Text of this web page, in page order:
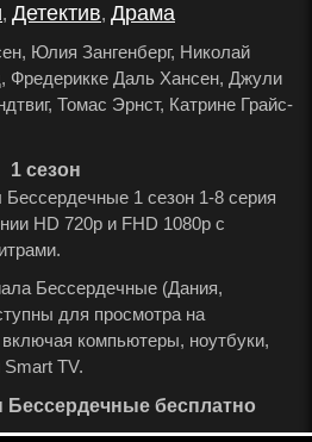
, Детектив, Драма
Юлия Зангенберг, Николай
Фредерикке Даль Хансен, Джули
Томас Эрнст, Катрине Грайс-
1 сезон
1 сезон 1-8 серия
HD 720p и FHD 1080p с
Бессердечные (Дания,
для просмотра на
компьютеры, ноутбуки,
TV.
Бессердечные бесплатно